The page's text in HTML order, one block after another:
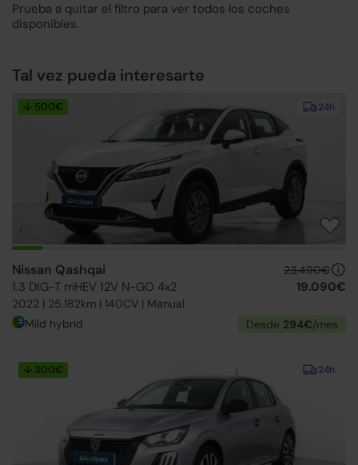
Prueba a quitar el filtro para ver todos los coches
disponibles.
Tal vez pueda interesarte
24h
↓ 500€
Nissan Qashqai
1.3 DIG-T mHEV 12V N-GO 4x2
2022 | 25.182km | 140CV | Manual
23.490€
19.090€
Mild hybrid Desde 294€/mes
24h
↓ 300€